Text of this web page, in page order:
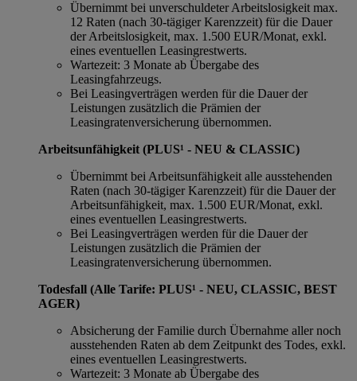
Übernimmt bei unverschuldeter Arbeitslosigkeit max.
12 Raten (nach 30-tägiger Karenzzeit) für die Dauer
der Arbeitslosigkeit, max. 1.500 EUR/Monat, exkl.
eines eventuellen Leasingrestwerts.
Wartezeit: 3 Monate ab Übergabe des
Leasingfahrzeugs.
Bei Leasingverträgen werden für die Dauer der
Leistungen zusätzlich die Prämien der
Leasingratenversicherung übernommen.
Arbeitsunfähigkeit (PLUS¹ - NEU & CLASSIC)
Übernimmt bei Arbeitsunfähigkeit alle ausstehenden
Raten (nach 30-tägiger Karenzzeit) für die Dauer der
Arbeitsunfähigkeit, max. 1.500 EUR/Monat, exkl.
eines eventuellen Leasingrestwerts.
Bei Leasingverträgen werden für die Dauer der
Leistungen zusätzlich die Prämien der
Leasingratenversicherung übernommen.
Todesfall (Alle Tarife: PLUS¹ - NEU, CLASSIC, BEST
AGER)
Absicherung der Familie durch Übernahme aller noch
ausstehenden Raten ab dem Zeitpunkt des Todes, exkl.
eines eventuellen Leasingrestwerts.
Wartezeit: 3 Monate ab Übergabe des